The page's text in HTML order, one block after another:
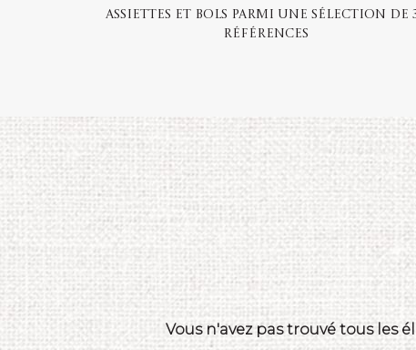
Assiettes et bols parmi une sélection de
références
Vous n'avez pas trouvé tous les